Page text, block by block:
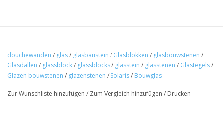
douchewanden / glas/ glasbaustein / Glasblokken / glasbouwstenen /
Glasdallen / glassblock/ glassblocks/ glasstein / glasstenen / Glastegels/
Glazen bouwstenen / glazenstenen / Solaris/ Bouwglas
Zur Wunschliste hinzufügen / Zum Vergleich hinzufügen / Drucken